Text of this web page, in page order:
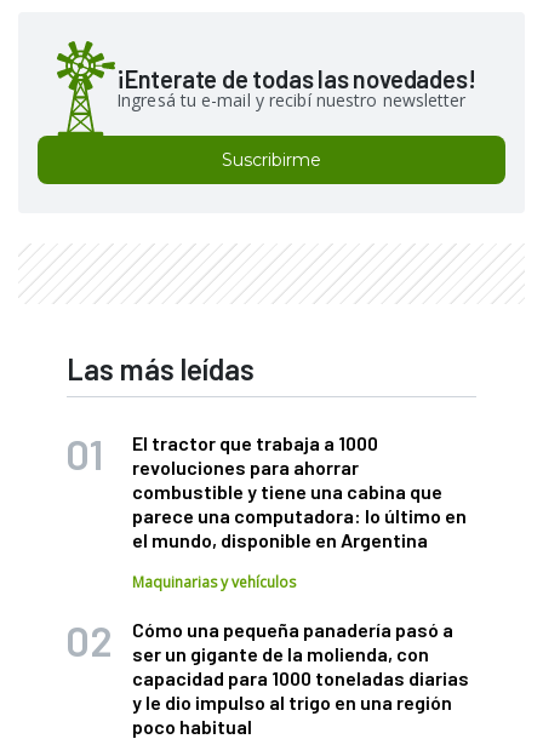
¡Enterate de todas las novedades!
Ingresá tu e-mail y recibí nuestro newsletter
Suscribirme
Las más leídas
El tractor que trabaja a 1000
revoluciones para ahorrar
combustible y tiene una cabina que
parece una computadora: lo último en
el mundo, disponible en Argentina
Maquinarias y vehículos
Cómo una pequeña panadería pasó a
ser un gigante de la molienda, con
capacidad para 1000 toneladas diarias
y le dio impulso al trigo en una región
poco habitual